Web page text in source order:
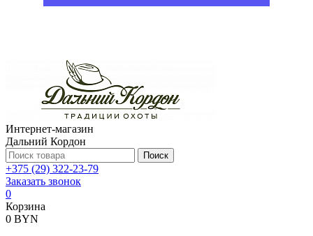
Интернет-магазин
Дальний Кордон
Поиск
+375 (29) 322-23-79
Заказать звонок
0
Корзина
0 BYN